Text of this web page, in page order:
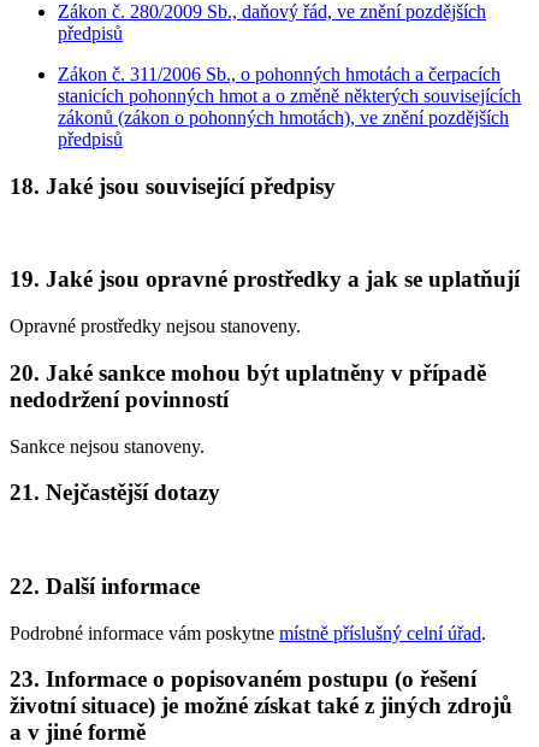
Zákon č. 280/2009 Sb., daňový řád, ve znění pozdějších
předpisů
Zákon č. 311/2006 Sb., o pohonných hmotách a čerpacích
stanicích pohonných hmot a o změně některých souvisejících
zákonů (zákon o pohonných hmotách), ve znění pozdějších
předpisů
18. Jaké jsou související předpisy
19. Jaké jsou opravné prostředky a jak se uplatňují
Opravné prostředky nejsou stanoveny.
20. Jaké sankce mohou být uplatněny v případě
nedodržení povinností
Sankce nejsou stanoveny.
21. Nejčastější dotazy
22. Další informace
Podrobné informace vám poskytne místně příslušný celní úřad.
23. Informace o popisovaném postupu (o řešení
životní situace) je možné získat také z jiných zdrojů
a v jiné formě